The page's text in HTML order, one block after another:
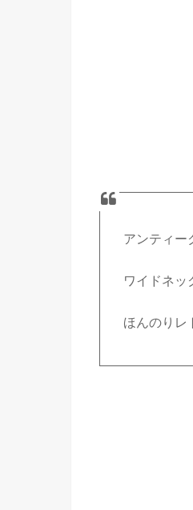
アンティー
ワイドネッ
ほんのりレ